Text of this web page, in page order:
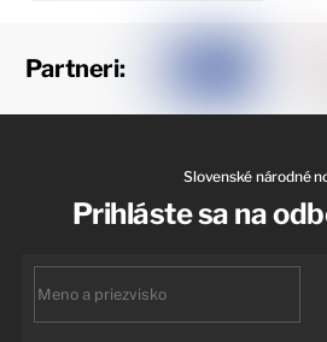
Partneri:
Slovenské národné
Prihláste sa na